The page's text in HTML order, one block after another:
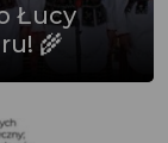
Łucy
🌾